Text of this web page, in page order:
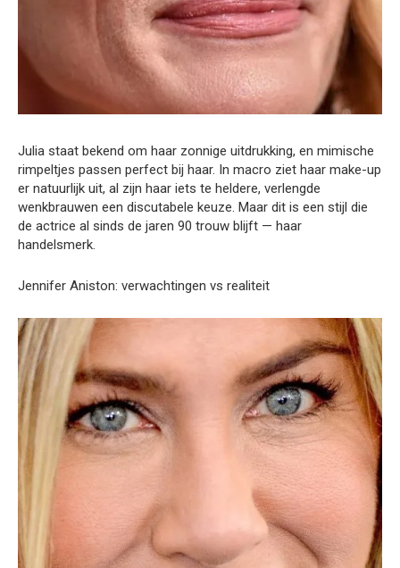
Julia staat bekend om haar zonnige uitdrukking, en mimische
rimpeltjes passen perfect bij haar. In macro ziet haar make-up
er natuurlijk uit, al zijn haar iets te heldere, verlengde
wenkbrauwen een discutabele keuze. Maar dit is een stijl die
de actrice al sinds de jaren 90 trouw blijft — haar
handelsmerk.
Jennifer Aniston: verwachtingen vs realiteit